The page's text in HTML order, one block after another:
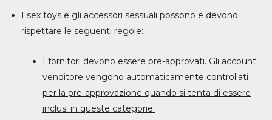
I sex toys e gli accessori sessuali possono e devono
rispettare le seguenti regole:
I fornitori devono essere pre-approvati. Gli account
venditore vengono automaticamente controllati
per la pre-approvazione quando si tenta di essere
inclusi in queste categorie.